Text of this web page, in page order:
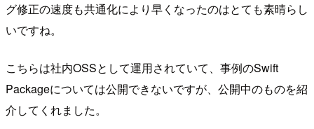
グ修正の速度も共通化により早くなったのはとても素晴らし
いですね。
こちらは社内OSSとして運用されていて、事例のSwift
Packageについては公開できないですが、公開中のものを紹
介してくれました。